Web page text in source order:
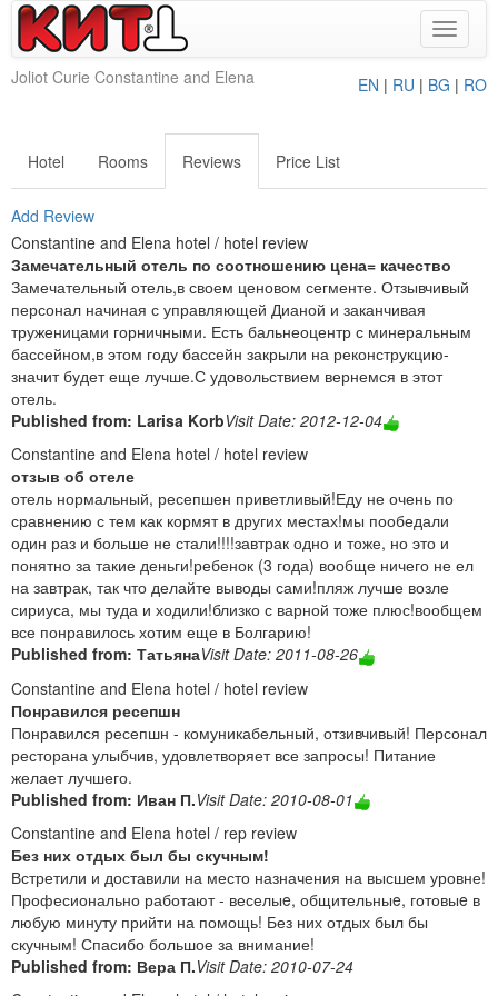
Toggle
Joliot Curie Constantine and Elena
EN | RU | BG | RO
Hotel Rooms Reviews Price List
Add Review
Constantine and Elena hotel / hotel review
Замечательный отель по соотношению цена= качество
Замечательный отель,в своем ценовом сегменте. Отзывчивый
персонал начиная с управляющей Дианой и заканчивая
труженицами горничными. Есть бальнеоцентр с минеральным
бассейном,в этом году бассейн закрыли на реконструкцию-
значит будет еще лучше.С удовольствием вернемся в этот
отель.
Published from: Larisa KorbVisit Date: 2012-12-04
Constantine and Elena hotel / hotel review
отзыв об отеле
отель нормальный, ресепшен приветливый!Еду не очень по
сравнению с тем как кормят в других местах!мы пообедали
один раз и больше не стали!!!!завтрак одно и тоже, но это и
понятно за такие деньги!ребенок (3 года) вообще ничего не ел
на завтрак, так что делайте выводы сами!пляж лучше возле
сириуса, мы туда и ходили!близко с варной тоже плюс!вообщем
все понравилось хотим еще в Болгарию!
Published from: ТатьянаVisit Date: 2011-08-26
Constantine and Elena hotel / hotel review
Понравился ресепшн
Понравился ресепшн - комуникабельный, отзивчивый! Персонал
ресторана улыбчив, удовлетворяет все запросы! Питание
желает лучшего.
Published from: Иван П.Visit Date: 2010-08-01
Constantine and Elena hotel / rep review
Без них отдых был бы скучным!
Встретили и доставили на место назначения на высшем уровне!
Професионально работают - веселыe, общительныe, готовыe в
любую минуту прийти на помощь! Без них отдых был бы
скучным! Спасибо большое за внимание!
Published from: Вера П.Visit Date: 2010-07-24